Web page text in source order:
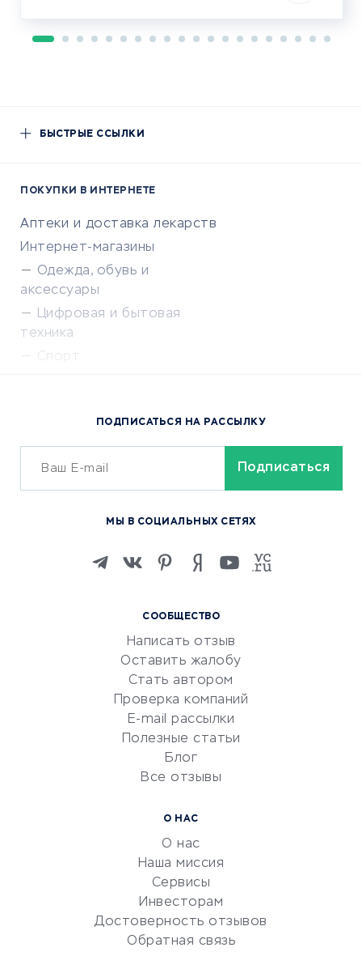
БЫСТРЫЕ ССЫЛКИ
ПОКУПКИ В ИНТЕРНЕТЕ
Аптеки и доставка лекарств
Интернет-магазины
Одежда, обувь и
аксессуары
Цифровая и бытовая
техника
Спорт
Сервисы доставки
ОБУЧЕНИЕ И РАБОТА
Изучение иностранных
Маркетинг и продажи
Репетиторство
Красота и здоровье
Сервисы по поиску работы
Сетевой маркетинг
УСЛУГИ ДЛЯ БИЗНЕСА
документооборот
Юридические компании
СООБЩЕСТВО
Написать отзыв
Оставить жалобу
Стать автором
Проверка компаний
E-mail рассылки
Полезные статьи
Блог
Все отзывы
О НАС
О нас
Наша миссия
Сервисы
Инвесторам
Достоверность отзывов
Обратная связь
ПОДПИСАТЬСЯ НА РАССЫЛКУ
МЫ В СОЦИАЛЬНЫХ СЕТЯХ